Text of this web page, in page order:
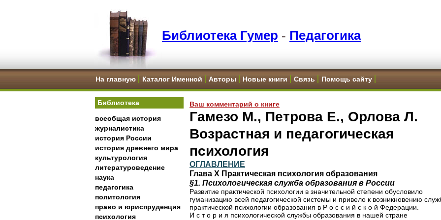
Библиотека Гумер - Педагогика
На главную Каталог Именной Авторы Новые книги Связь Помощь сайту
Библиотека
всеобщая история
журналистика
история России
история древнего мира
культурология
литературоведение
наука
педагогика
политология
право и юриспруденция
психология
Ваш комментарий о книге
Гамезо М., Петрова Е., Орлова Л.
Возрастная и педагогическая
психология
ОГЛАВЛЕНИЕ
Глава X Практическая психология образования
§1. Психологическая служба образования в России
Развитие практической психологии в значительной степени обусловило
гуманизацию всей педагогической системы и привело к возникновению
практической психологии образования в Р о с с и й с к о й Федерации.
И с т о р и я психологической службы образования в нашей стране